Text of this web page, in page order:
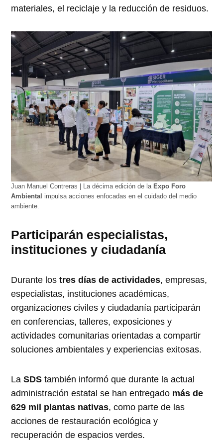
materiales, el reciclaje y la reducción de residuos.
Juan Manuel Contreras | La décima edición de la Expo Foro
Ambiental impulsa acciones enfocadas en el cuidado del medio
ambiente.
Participarán especialistas,
instituciones y ciudadanía
Durante lostres días de actividades, empresas,
especialistas, instituciones académicas,
organizaciones civiles y ciudadanía participarán
en conferencias, talleres, exposiciones y
actividades comunitarias orientadas a compartir
soluciones ambientales y experiencias exitosas.
LaSDS también informó que durante la actual
administración estatal se han entregado más de
629 mil plantas nativas, como parte de las
acciones de restauración ecológica y
recuperación de espacios verdes.